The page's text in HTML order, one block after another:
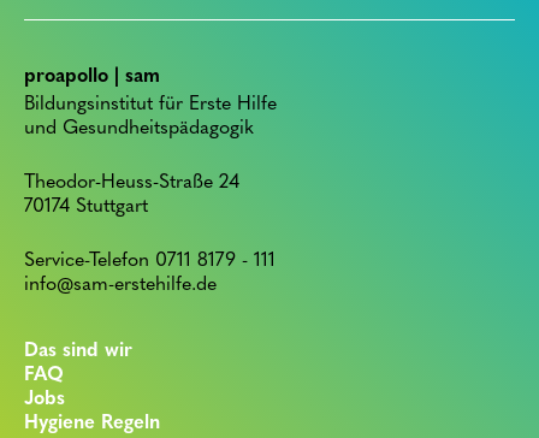
proapollo | sam
Bildungsinstitut für Erste Hilfe
und Gesundheitspädagogik
Theodor-Heuss-Straße 24
70174 Stuttgart
Service-Telefon 0711 8179 - 111
info@sam-erstehilfe.de
Das sind wir
FAQ
Jobs
Hygiene Regeln